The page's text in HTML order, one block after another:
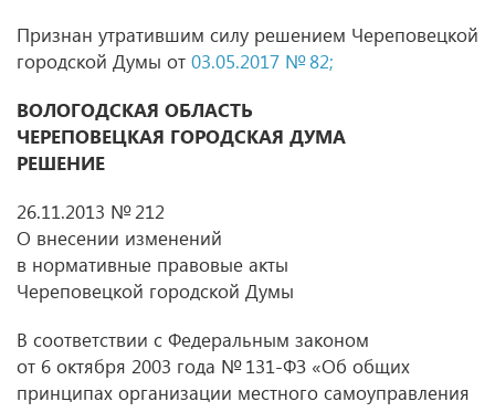
Признан утратившим силу решением Череповецкой
городской Думы от 03.05.2017 № 82;
ВОЛОГОДСКАЯ ОБЛАСТЬ
ЧЕРЕПОВЕЦКАЯ ГОРОДСКАЯ ДУМА
РЕШЕНИЕ
26.11.2013 № 212
О внесении изменений
в нормативные правовые акты
Череповецкой городской Думы
В соответствии с Федеральным законом
от 6 октября 2003 года № 131-ФЗ «Об общих
принципах организации местного самоуправления